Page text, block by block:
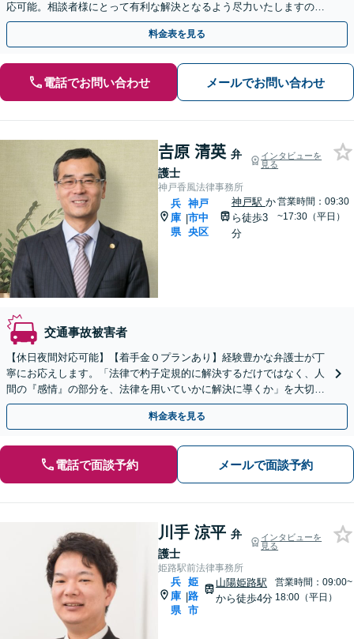
応可能。相談者様にとって有利な解決となるよう尽力いたしますの
で、ぜひご相談ください【神戸駅3分】【休日・夜間面談可】
料金表を見る
電話でお問い合わせ メールでお問い合わせ
𠮷原 清英 弁
護士
インタビューを
見る
神戸香風法律事務所
兵
庫
県
|
神戸
市中
央区
神戸駅 か
ら徒歩3
分
営業時間：09:30
~17:30（平日）
交通事故被害者
【休日夜間対応可能】【着手金０プランあり】経験豊かな弁護士が丁
寧にお応えします。「法律で杓子定規的に解決するだけではなく、人
間の『感情』の部分を、法律を用いていかに解決に導くか」を大切に
しています。
料金表を見る
電話で面談予約 メールで面談予約
川手 涼平 弁
護士
インタビューを
見る
姫路駅前法律事務所
兵
庫
県
|
姫
路
市
山陽姫路駅
から徒歩4分
営業時間：09:00~
18:00（平日）